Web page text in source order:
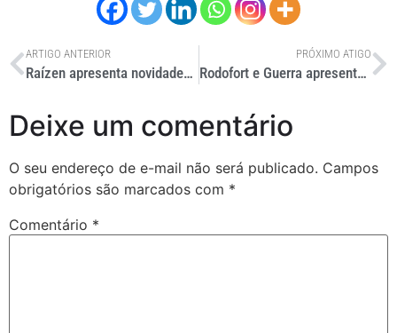
ARTIGO ANTERIOR
Raízen apresenta novidades da Shell na Fenatran
PRÓXIMO ATIGO
Rodofort e Guerra apresentam Rodotrem na Fenatran 2022
Deixe um comentário
O seu endereço de e-mail não será publicado. Campos
obrigatórios são marcados com *
Comentário *